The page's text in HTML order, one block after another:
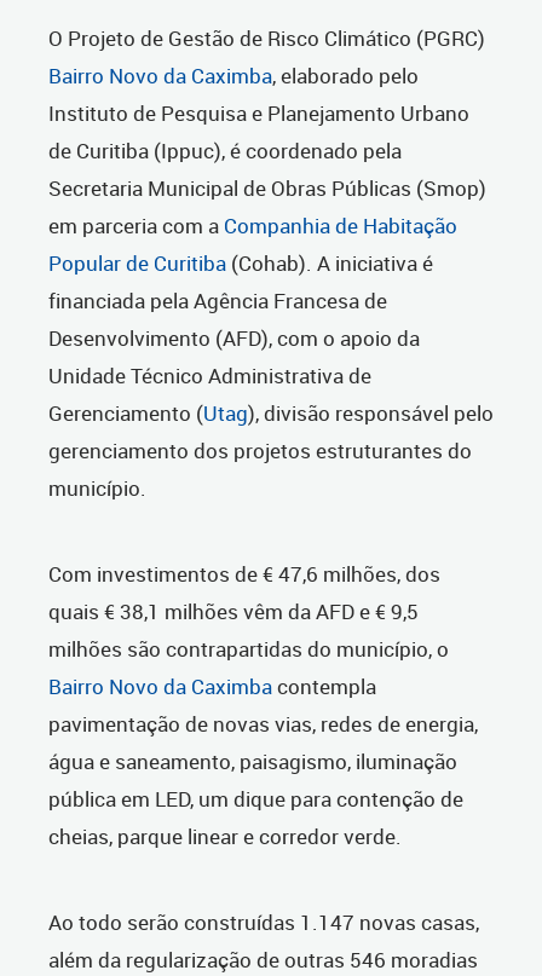
O Projeto de Gestão de Risco Climático (PGRC)
Bairro Novo da Caximba, elaborado pelo
Instituto de Pesquisa e Planejamento Urbano
de Curitiba (Ippuc), é coordenado pela
Secretaria Municipal de Obras Públicas (Smop)
em parceria com a Companhia de Habitação
Popular de Curitiba (Cohab). A iniciativa é
financiada pela Agência Francesa de
Desenvolvimento (AFD), com o apoio da
Unidade Técnico Administrativa de
Gerenciamento (Utag), divisão responsável pelo
gerenciamento dos projetos estruturantes do
município.
Com investimentos de € 47,6 milhões, dos
quais € 38,1 milhões vêm da AFD e € 9,5
milhões são contrapartidas do município, o
Bairro Novo da Caximbacontempla
pavimentação de novas vias, redes de energia,
água e saneamento, paisagismo, iluminação
pública em LED, um dique para contenção de
cheias, parque linear e corredor verde.
Ao todo serão construídas 1.147 novas casas,
além da regularização de outras 546 moradias